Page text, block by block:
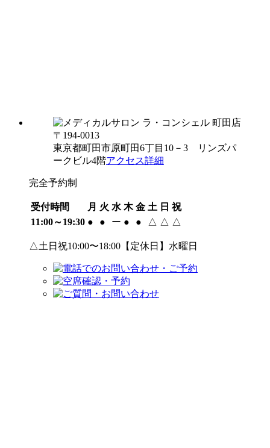
〒194-0013
東京都町田市原町田6丁目10－3 リンズパ
ークビル4階アクセス詳細
完全予約制
受付時間 月 火 水 木 金 土 日 祝
11:00～19:30 ● ● ー ● ● △ △ △
△土日祝10:00〜18:00【定休日】水曜日